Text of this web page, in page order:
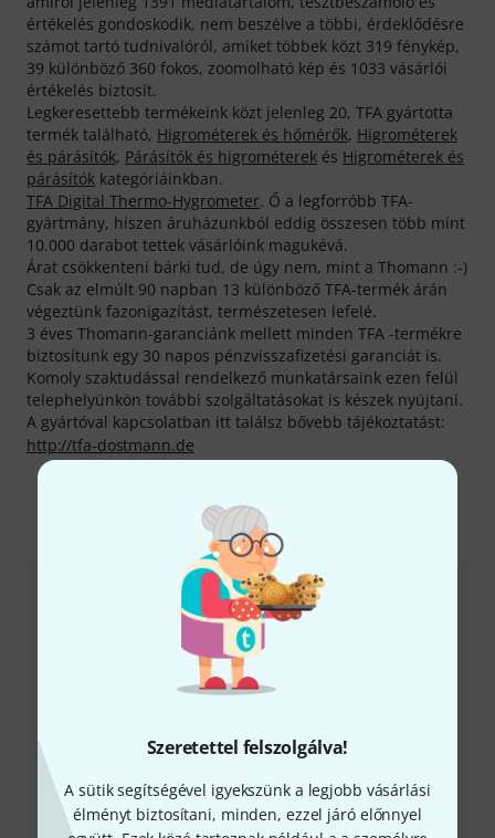
Szeretettel felszolgálva!
A sütik segítségével igyekszünk a legjobb vásárlási
élményt biztosítani, minden, ezzel járó előnnyel
értékelés gondoskodik, nem beszélve a többi, érdeklődésre
számot tartó tudnivalóról, amiket többek közt 319 fénykép,
39 különböző 360 fokos, zoomolható kép és 1033 vásárlói
értékelés biztosít.
Legkeresettebb termékeink közt jelenleg 20, TFA gyártotta
termék található, Higrométerek és hőmérők, Higrométerek
és párásítók, Párásítók és higrométerek és Higrométerek és
párásítók kategóriáinkban.
TFA Digital Thermo-Hygrometer. Ő a legforróbb TFA-
gyártmány, hiszen áruházunkból eddig összesen több mint
10.000 darabot tettek vásárlóink magukévá.
Árat csökkenteni bárki tud, de úgy nem, mint a Thomann :-)
Csak az elmúlt 90 napban 13 különböző TFA-termék árán
végeztünk fazonigazítást, természetesen lefelé.
3 éves Thomann-garanciánk mellett minden TFA -termékre
biztosítunk egy 30 napos pénzvisszafizetési garanciát is.
Komoly szaktudással rendelkező munkatársaink ezen felül
telephelyünkön további szolgáltatásokat is készek nyújtani.
A gyártóval kapcsolatban itt találsz bővebb tájékoztatást:
http://tfa-dostmann.de
Így érhetsz el minket
Ügyfélszolgálat - Magyarország
+49-9546-9223-531
Ügyfélszolgálatunk minden kérdés és észrevétel esetén
örömmel áll rendelkezésedre